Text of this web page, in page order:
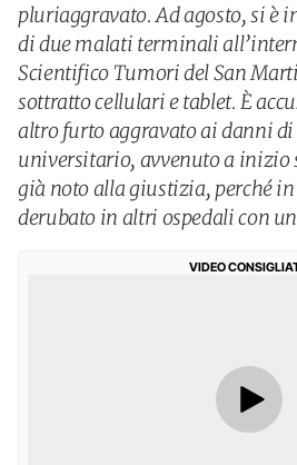
pluriaggravato. Ad agosto, si è
di due malati terminali
Scientifico Tumori del San
sottratto cellulari e tablet. È
altro furto aggravato ai danni
universitario, avvenuto a inizio
già noto alla giustizia, perché in
derubato in altri ospedali con
VIDEO